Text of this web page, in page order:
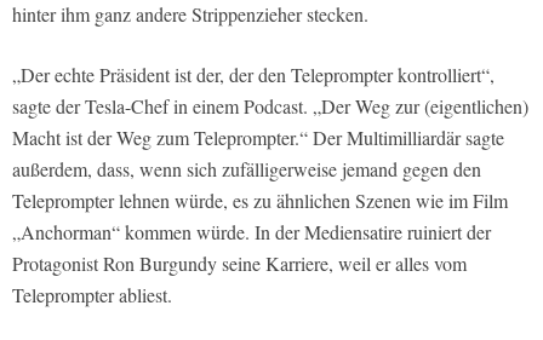
hinter ihm ganz andere Strippenzieher stecken.
„Der echte Präsident ist der, der den Teleprompter kontrolliert“,
sagte der Tesla-Chef in einem Podcast. „Der Weg zur (eigentlichen)
Macht ist der Weg zum Teleprompter.“ Der Multimilliardär sagte
außerdem, dass, wenn sich zufälligerweise jemand gegen den
Teleprompter lehnen würde, es zu ähnlichen Szenen wie im Film
„Anchorman“ kommen würde. In der Mediensatire ruiniert der
Protagonist Ron Burgundy seine Karriere, weil er alles vom
Teleprompter abliest.